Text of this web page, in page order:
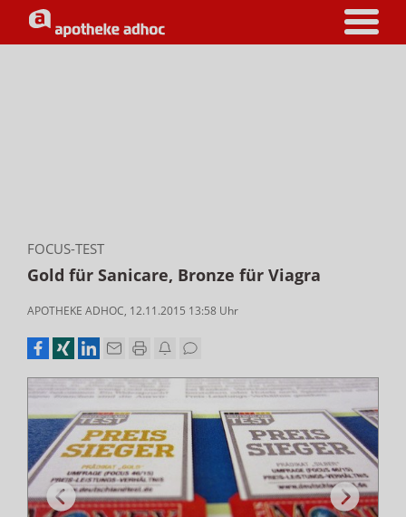
FOCUS-TEST
Gold für Sanicare, Bronze für Viagra
APOTHEKE ADHOC, 12.11.2015 13:58 Uhr